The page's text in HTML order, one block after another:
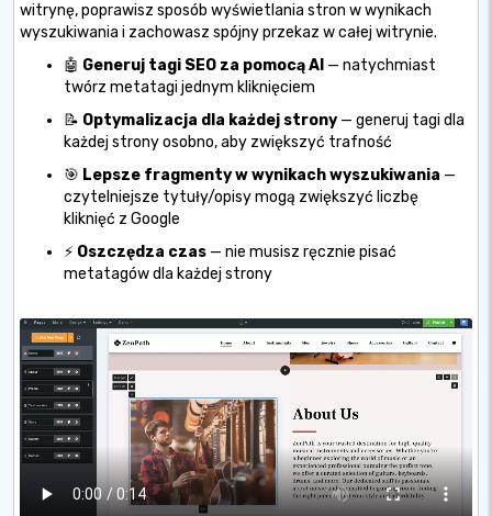
witrynę, poprawisz sposób wyświetlania stron w wynikach
wyszukiwania i zachowasz spójny przekaz w całej witrynie.
🤖 Generuj tagi SEO za pomocą AI — natychmiast
twórz metatagi jednym kliknięciem
📝 Optymalizacja dla każdej strony — generuj tagi dla
każdej strony osobno, aby zwiększyć trafność
🎯 Lepsze fragmenty w wynikach wyszukiwania —
czytelniejsze tytuły/opisy mogą zwiększyć liczbę
kliknięć z Google
⚡ Oszczędza czas — nie musisz ręcznie pisać
metatagów dla każdej strony